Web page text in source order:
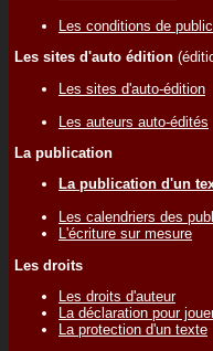
Les conditions de
Les sites d'auto édition
Les sites d'auto-édition
Les auteurs auto-édités
La publication
La publication d'un
Les calendriers des
L'écriture sur mesure
Les droits
Les droits d'auteur
La déclaration pour
La protection d'un texte